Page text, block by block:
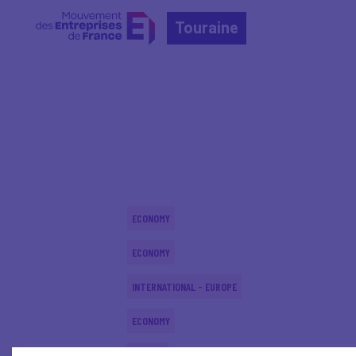
Touraine
ECONOMY
ECONOMY
INTERNATIONAL - EUROPE
ECONOMY